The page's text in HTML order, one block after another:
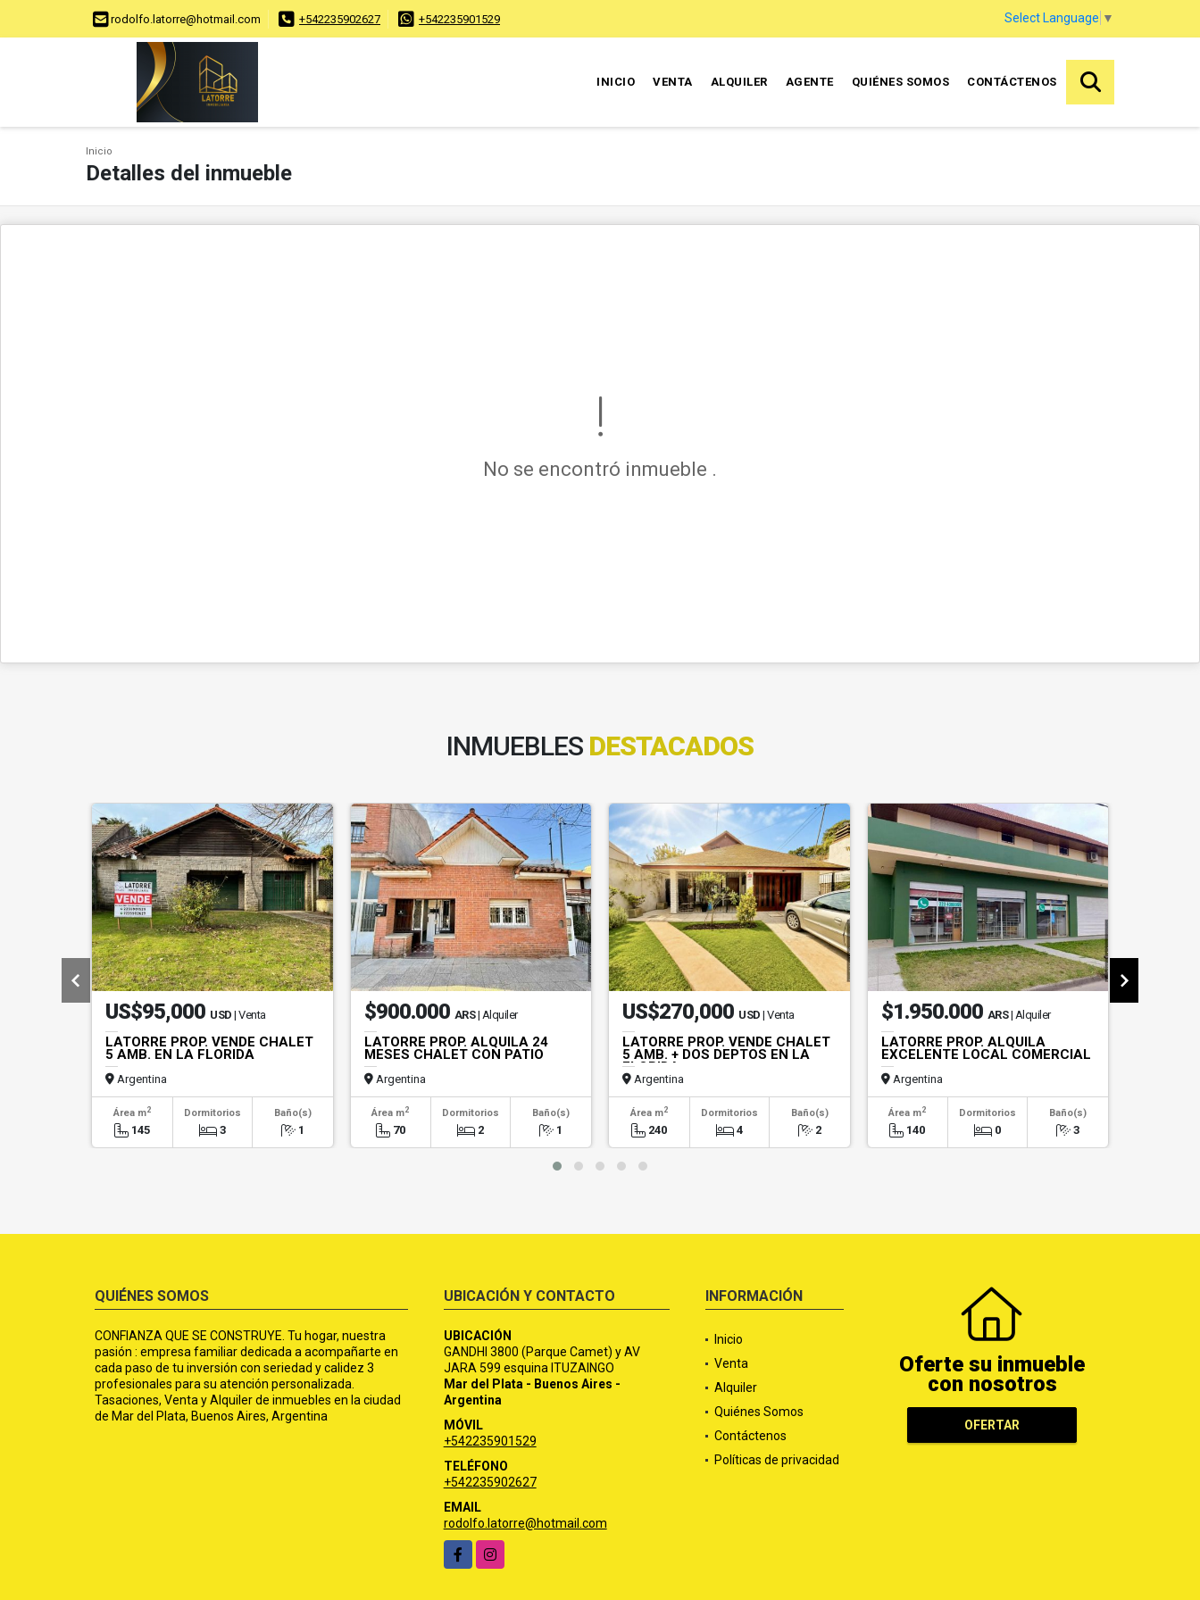
rodolfo.latorre@hotmail.com +542235902627 +542235901529 Select Language ▼
INICIO VENTA ALQUILER AGENTE QUIÉNES SOMOS CONTÁCTENOS
Inicio
Detalles del inmueble
No se encontró inmueble .
INMUEBLES DESTACADOS
US$95,000 USD | Venta
LATORRE PROP. VENDE CHALET
5 AMB. EN LA FLORIDA
Argentina
Área m2
145
Dormitorios
3
Baño(s)
1
$900.000 ARS | Alquiler
LATORRE PROP. ALQUILA 24
MESES CHALET CON PATIO
Argentina
Área m2
70
Dormitorios
2
Baño(s)
1
US$270,000 USD | Venta
LATORRE PROP. VENDE CHALET
5 AMB. + DOS DEPTOS EN LA
FLORIDA
Argentina
Área m2
240
Dormitorios
4
Baño(s)
2
$1.950.000 ARS | Alquiler
LATORRE PROP. ALQUILA
EXCELENTE LOCAL COMERCIAL
Argentina
Área m2
140
Dormitorios
0
Baño(s)
3
QUIÉNES SOMOS
CONFIANZA QUE SE CONSTRUYE. Tu hogar, nuestra
pasión : empresa familiar dedicada a acompañarte en
cada paso de tu inversión con seriedad y calidez 3
profesionales para su atención personalizada.
Tasaciones, Venta y Alquiler de inmuebles en la ciudad
de Mar del Plata, Buenos Aires, Argentina
UBICACIÓN Y CONTACTO
UBICACIÓN
GANDHI 3800 (Parque Camet) y AV
JARA 599 esquina ITUZAINGO
Mar del Plata - Buenos Aires -
Argentina
MÓVIL
+542235901529
TELÉFONO
+542235902627
EMAIL
rodolfo.latorre@hotmail.com
FacebookInstagram
INFORMACIÓN
Inicio
Venta
Alquiler
Quiénes Somos
Contáctenos
Políticas de privacidad
Oferte su inmueble
con nosotros
OFERTAR